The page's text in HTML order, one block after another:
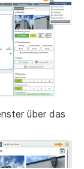
über das